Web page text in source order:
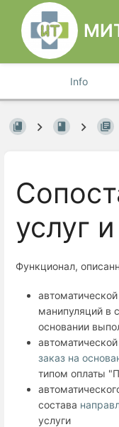
Info
услуг
Функционал,
манипуляций в
основании
заказ на
типом оплаты
состава
услуги